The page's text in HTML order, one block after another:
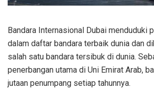
Bandara Internasional Dubai menduduki
dalam daftar bandara terbaik dunia dan
salah satu bandara tersibuk di dunia.
penerbangan utama di Uni Emirat Arab,
jutaan penumpang setiap tahunnya.